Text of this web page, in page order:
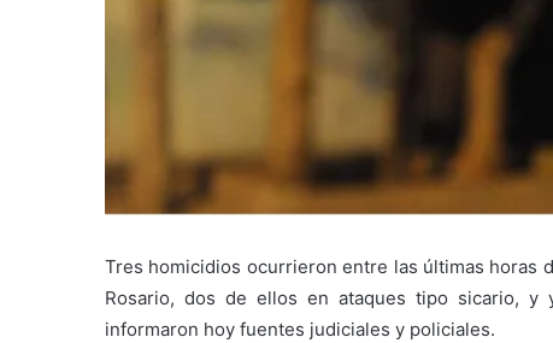
Tres homicidios ocurrieron entre las últimas horas
Rosario, dos de ellos en ataques tipo sicario,
informaron hoy fuentes judiciales y policiales.